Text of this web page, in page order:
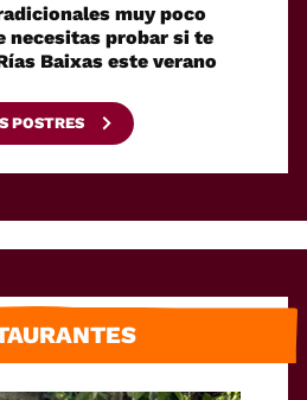
muy poco
necesitas probar si te
Baixas este verano
POSTRES